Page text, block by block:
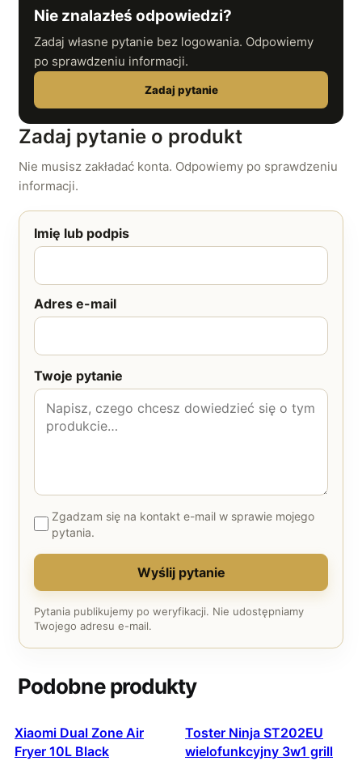
Nie znalazłeś odpowiedzi?
Zadaj własne pytanie bez logowania. Odpowiemy
po sprawdzeniu informacji.
Zadaj pytanie
Zadaj pytanie o produkt
Nie musisz zakładać konta. Odpowiemy po sprawdzeniu
informacji.
Imię lub podpis
Adres e-mail
Twoje pytanie
Zgadzam się na kontakt e-mail w sprawie mojego
pytania.
Wyślij pytanie
Pytania publikujemy po weryfikacji. Nie udostępniamy
Twojego adresu e-mail.
Podobne produkty
Xiaomi Dual Zone Air
Fryer 10L Black
Toster Ninja ST202EU
wielofunkcyjny 3w1 grill